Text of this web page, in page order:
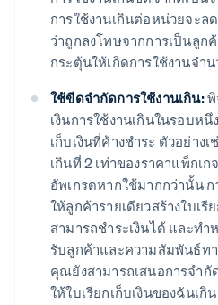
การใช้งานเกินต่อหน่วยจะล
ว่าถูกลงโทษจากการเป็นลูก
กระตุ้นให้เกิดการใช้งานจํา
ใช้ขีดจำกัดการใช้งานเกิน:พิ
เงินการใช้งานเกินในรอบห
เก็บเงินที่ค้างชำระ ตัวอย่าง
เกินที่ 2 เท่าของราคาแพ็กเ
อัพเกรดหากใช้มากกว่านั้น
ให้ลูกค้ารายเดียวสร้างใบเ
สามารถชําระเงินได้ และทํ
รับลูกค้าและความสัมพันธ์ท
คุณยังสามารถเสนอการจำกั
ให้ใบเรียกเก็บเงินของฉันเ